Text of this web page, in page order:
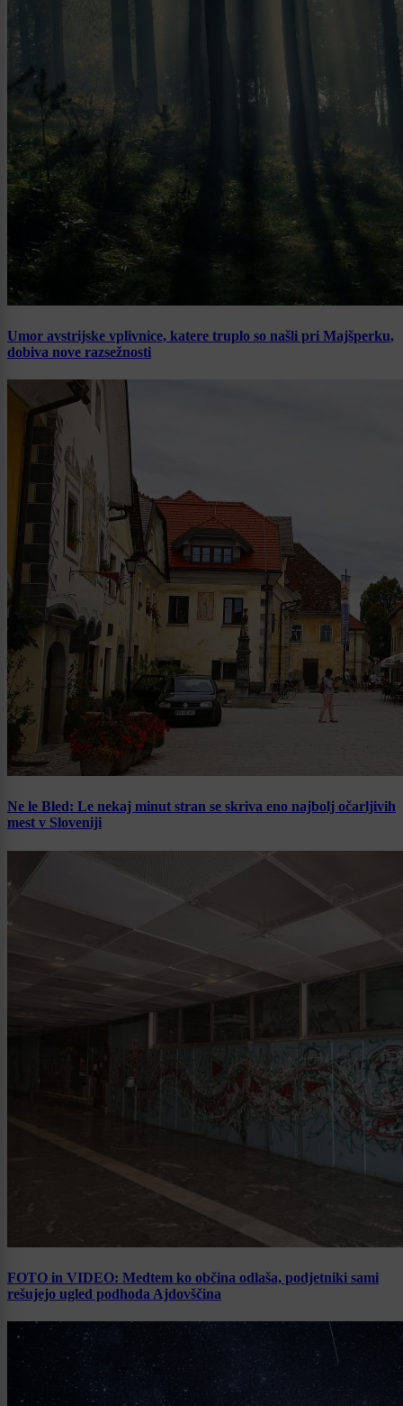
Umor avstrijske vplivnice, katere truplo so našli pri Majšperku,
dobiva nove razsežnosti
Ne le Bled: Le nekaj minut stran se skriva eno najbolj očarljivih
mest v Sloveniji
FOTO in VIDEO: Medtem ko občina odlaša, podjetniki sami
rešujejo ugled podhoda Ajdovščina